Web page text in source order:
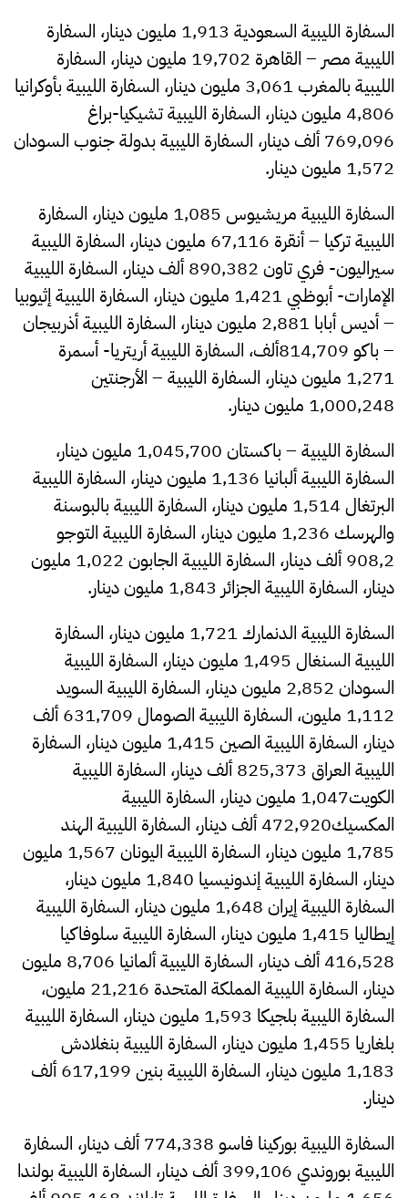
السفارة الليبية السعودية 1,913 مليون دينار، السفارة
الليبية مصر – القاهرة 19,702 مليون دينار، السفارة
الليبية بالمغرب 3,061 مليون دينار، السفارة الليبية بأوكرانيا
4,806 مليون دينار، السفارة الليبية تشيكيا-براغ
769,096 ألف دينار، السفارة الليبية بدولة جنوب السودان
1,572 مليون دينار.
السفارة الليبية مريشيوس 1,085 مليون دينار، السفارة
الليبية تركيا – أنقرة 67,116 مليون دينار، السفارة الليبية
سيراليون- فري تاون 890,382 ألف دينار، السفارة الليبية
الإمارات- أبوظبي 1,421 مليون دينار، السفارة الليبية إثيوبيا
– أديس أبابا 2,881 مليون دينار، السفارة الليبية أذربيجان
– باكو 814,709ألف، السفارة الليبية أريتريا- أسمرة
1,271 مليون دينار، السفارة الليبية – الأرجنتين
1,000,248 مليون دينار.
السفارة الليبية – باكستان 1,045,700 مليون دينار،
السفارة الليبية ألبانيا 1,136 مليون دينار، السفارة الليبية
البرتغال 1,514 مليون دينار، السفارة الليبية بالبوسنة
والهرسك 1,236 مليون دينار، السفارة الليبية التوجو
908,2 ألف دينار، السفارة الليبية الجابون 1,022 مليون
دينار، السفارة الليبية الجزائر 1,843 مليون دينار.
السفارة الليبية الدنمارك 1,721 مليون دينار، السفارة
الليبية السنغال 1,495 مليون دينار، السفارة الليبية
السودان 2,852 مليون دينار، السفارة الليبية السويد
1,112 مليون، السفارة الليبية الصومال 631,709 ألف
دينار، السفارة الليبية الصين 1,415 مليون دينار، السفارة
الليبية العراق 825,373 ألف دينار، السفارة الليبية
الكويت1,047 مليون دينار، السفارة الليبية
المكسيك472,920 ألف دينار، السفارة الليبية الهند
1,785 مليون دينار، السفارة الليبية اليونان 1,567 مليون
دينار، السفارة الليبية إندونيسيا 1,840 مليون دينار،
السفارة الليبية إيران 1,648 مليون دينار، السفارة الليبية
إيطاليا 1,415 مليون دينار، السفارة الليبية سلوفاكيا
416,528 ألف دينار، السفارة الليبية ألمانيا 8,706 مليون
دينار، السفارة الليبية المملكة المتحدة 21,216 مليون،
السفارة الليبية بلجيكا 1,593 مليون دينار، السفارة الليبية
بلغاريا 1,455 مليون دينار، السفارة الليبية بنغلادش
1,183 مليون دينار، السفارة الليبية بنين 617,199 ألف
دينار.
السفارة الليبية بوركينا فاسو 774,338 ألف دينار، السفارة
الليبية بوروندي 399,106 ألف دينار، السفارة الليبية بولندا